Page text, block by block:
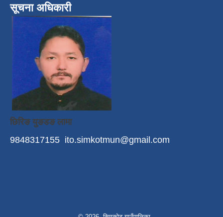
सूचना अधिकारी
छिरिङ युङडङ लामा
9848317155 ito.simkotmun@gmail.com